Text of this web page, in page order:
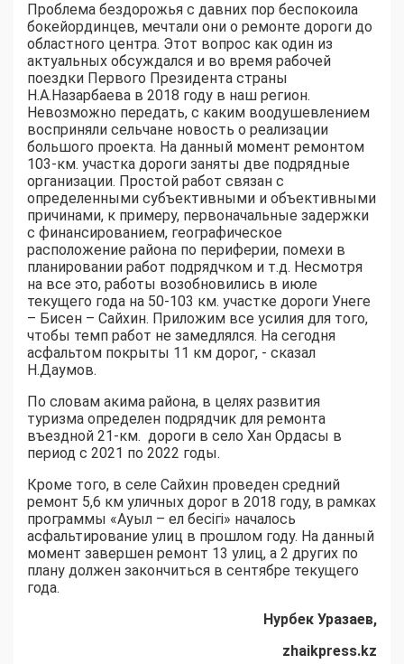
Проблема бездорожья с давних пор беспокоила
бокейординцев, мечтали они о ремонте дороги до
областного центра. Этот вопрос как один из
актуальных обсуждался и во время рабочей
поездки Первого Президента страны
Н.А.Назарбаева в 2018 году в наш регион.
Невозможно передать, с каким воодушевлением
восприняли сельчане новость о реализации
большого проекта. На данный момент ремонтом
103-км. участка дороги заняты две подрядные
организации. Простой работ связан с
определенными субъективными и объективными
причинами, к примеру, первоначальные задержки
с финансированием, географическое
расположение района по периферии, помехи в
планировании работ подрядчком и т.д. Несмотря
на все это, работы возобновились в июле
текущего года на 50-103 км. участке дороги Унеге
– Бисен – Сайхин. Приложим все усилия для того,
чтобы темп работ не замедлялся. На сегодня
асфальтом покрыты 11 км дорог, - сказал
Н.Даумов.
По словам акима района, в целях развития
туризма определен подрядчик для ремонта
въездной 21-км. дороги в село Хан Ордасы в
период с 2021 по 2022 годы.
Кроме того, в селе Сайхин проведен средний
ремонт 5,6 км уличных дорог в 2018 году, в рамках
программы «Ауыл – ел бесігі» началось
асфальтирование улиц в прошлом году. На данный
момент завершен ремонт 13 улиц, а 2 других по
плану должен закончиться в сентябре текущего
года.
Нурбек Уразаев,
zhaikpress.kz